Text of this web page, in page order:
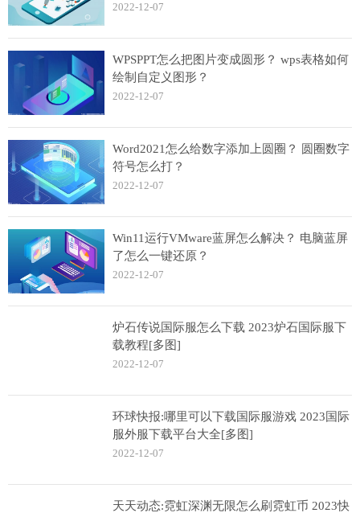
2022-12-07
WPSPPT怎么把图片变成圆形？ wps表格如何
绘制自定义图形？
2022-12-07
Word2021怎么给数字添加上圆圈？ 圆圈数字
符号怎么打？
2022-12-07
Win11运行VMware蓝屏怎么解决？ 电脑蓝屏
了怎么一键还原？
2022-12-07
炉石传说国际服怎么下载 2023炉石国际服下
载教程[多图]
2022-12-07
环球快报:哪里可以下载国际服游戏 2023国际
服外服下载平台大全[多图]
2022-12-07
天天动态:霓虹深渊无限怎么刷霓虹币 2023快